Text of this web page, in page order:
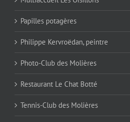
Papilles potagères
Philippe Kervroëdan, peintre
Photo-Club des Molières
Restaurant Le Chat Botté
Tennis-Club des Molières